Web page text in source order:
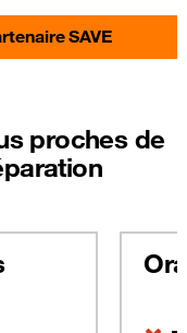
SAVE
proches de